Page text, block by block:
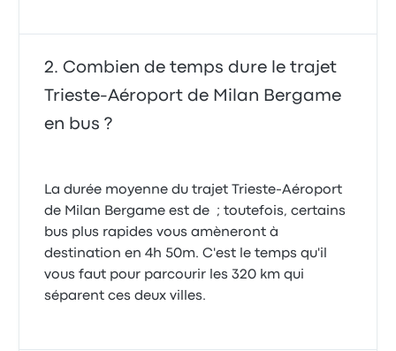
Combien de temps dure le trajet
Trieste-Aéroport de Milan Bergame
en bus ?
La durée moyenne du trajet Trieste-Aéroport
de Milan Bergame est de ; toutefois, certains
bus plus rapides vous amèneront à
destination en 4h 50m. C'est le temps qu'il
vous faut pour parcourir les 320 km qui
séparent ces deux villes.